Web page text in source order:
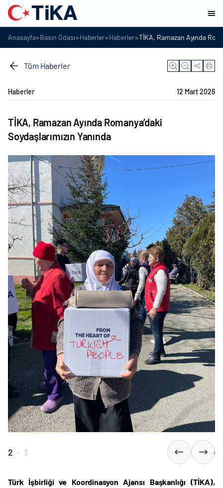
Anasayfa»Basın Odası»Haberler»Haberler»TİKA, Ramazan Ayında
Tüm Haberler
Haberler 12 Mart 2026
TİKA, Ramazan Ayında Romanya’daki
Soydaşlarımızın Yanında
2 - 3
Türk İşbirliği ve Koordinasyon Ajansı Başkanlığı (TİKA),